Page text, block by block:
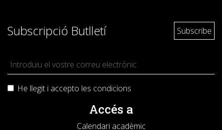
Subscripció Butlletí
He llegit i accepto les condicions
Accés a
Calendari acadèmic